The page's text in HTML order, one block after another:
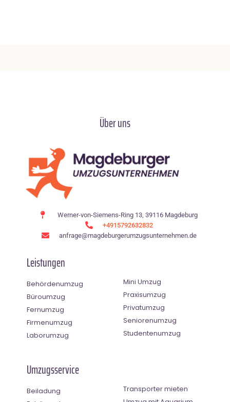
Über uns
Werner-von-Siemens-Ring 13, 39116 Magdeburg
+4915792632832
anfrage@magdeburgerumzugsunternehmen.de
Leistungen
Behördenumzug
Büroumzug
Fernumzug
Firmenumzug
Laborumzug
Mini Umzug
Praxisumzug
Privatumzug
Seniorenumzug
Studentenumzug
Umzugsservice
Beiladung
Transporter mieten